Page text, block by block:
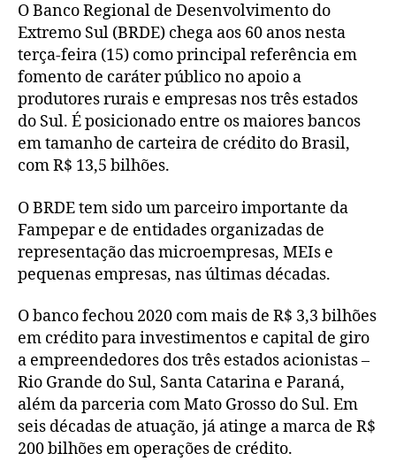
O Banco Regional de Desenvolvimento do
Extremo Sul (BRDE) chega aos 60 anos nesta
terça-feira (15) como principal referência em
fomento de caráter público no apoio a
produtores rurais e empresas nos três estados
do Sul. É posicionado entre os maiores bancos
em tamanho de carteira de crédito do Brasil,
com R$ 13,5 bilhões.
O BRDE tem sido um parceiro importante da
Fampepar e de entidades organizadas de
representação das microempresas, MEIs e
pequenas empresas, nas últimas décadas.
O banco fechou 2020 com mais de R$ 3,3 bilhões
em crédito para investimentos e capital de giro
a empreendedores dos três estados acionistas –
Rio Grande do Sul, Santa Catarina e Paraná,
além da parceria com Mato Grosso do Sul. Em
seis décadas de atuação, já atinge a marca de R$
200 bilhões em operações de crédito.